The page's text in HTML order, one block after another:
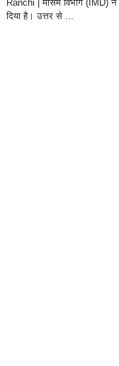
Ranchi | मौसम विभाग (IMD)
दिया है। उत्तर से ...